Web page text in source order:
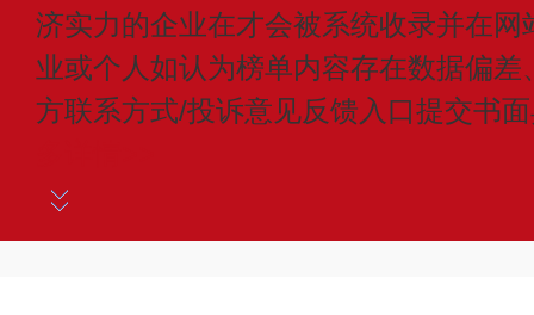
济实力的企业在才会被系统收录并在
业或个人如认为榜单内容存在数据偏
方联系方式/投诉意见反馈入口提交书